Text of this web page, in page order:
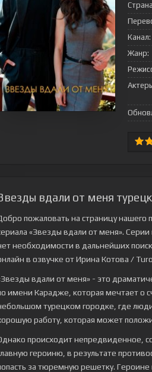
Канал:
Жанр:
вдали от меня
пожаловать на страницу нашего
«Звезды вдали от меня». Серии
необходимости в дальнейших
в озвучке от Ирина Котова /
вдали от меня» - это
имени Карадже, которая мечтает о
турецком городке, где
работу, которая может
происходит непредвиденное,
героиню, в результате
за тюремную решетку. Героине